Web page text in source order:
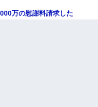
万の慰謝料請求した